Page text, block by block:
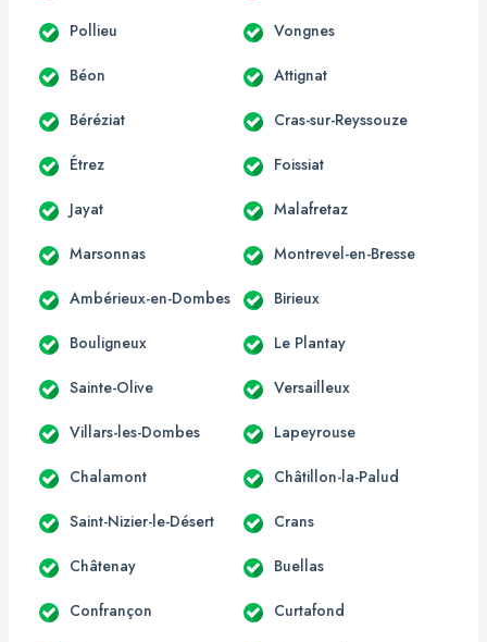
Pollieu Vongnes
Béon Attignat
Béréziat Cras-sur-Reyssouze
Étrez Foissiat
Jayat Malafretaz
Marsonnas Montrevel-en-Bresse
Ambérieux-en-Dombes Birieux
Bouligneux Le Plantay
Sainte-Olive Versailleux
Villars-les-Dombes Lapeyrouse
Chalamont Châtillon-la-Palud
Saint-Nizier-le-Désert Crans
Châtenay Buellas
Confrançon Curtafond